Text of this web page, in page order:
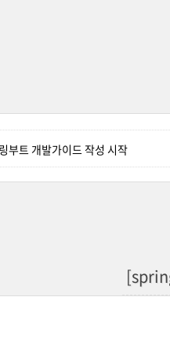
트 개발가이드 작성 시작